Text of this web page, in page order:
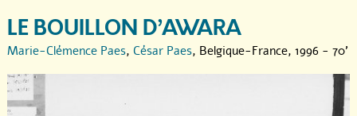
LE BOUILLON D’AWARA
Marie-Clémence Paes, César Paes, Belgique-France, 1996 - 70'